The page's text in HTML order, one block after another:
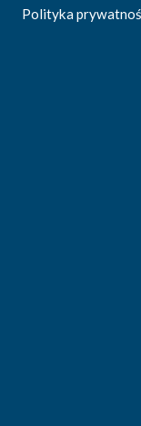
Polityka